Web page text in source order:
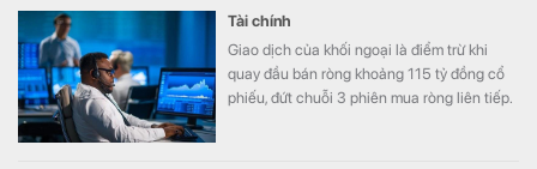
Tài chính
Giao dịch của khối ngoại là điểm trừ khi
quay đầu bán ròng khoảng 115 tỷ đồng cổ
phiếu, đứt chuỗi 3 phiên mua ròng liên tiếp.